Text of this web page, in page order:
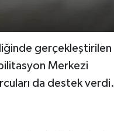
gerçekleştirilen
Merkezi
da destek verdi.